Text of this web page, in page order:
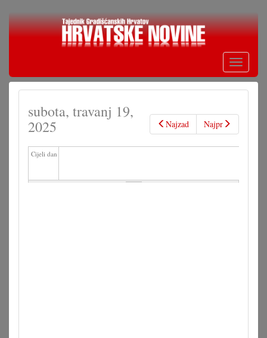
Skoči
Toggle
Najzad Najpr
subota, travanj 19,
2025
Cijeli dan